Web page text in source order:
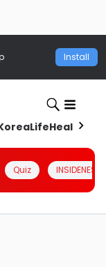
Install
LifeHealth
Quiz INSIDENESIA